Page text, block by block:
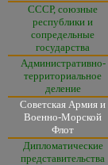
СССР, союзные
республики и
сопредельные
государства
Административно-
территориальное
деление
Советская Армия и
Военно-Морской
Флот
Дипломатические
представительства